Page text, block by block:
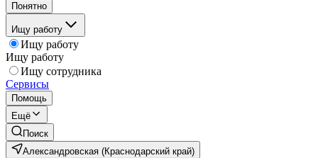
Понятно
Ищу работу
Ищу работу
Ищу работу
Ищу сотрудника
Сервисы
Помощь
Ещё
Поиск
Александровская (Краснодарский край)